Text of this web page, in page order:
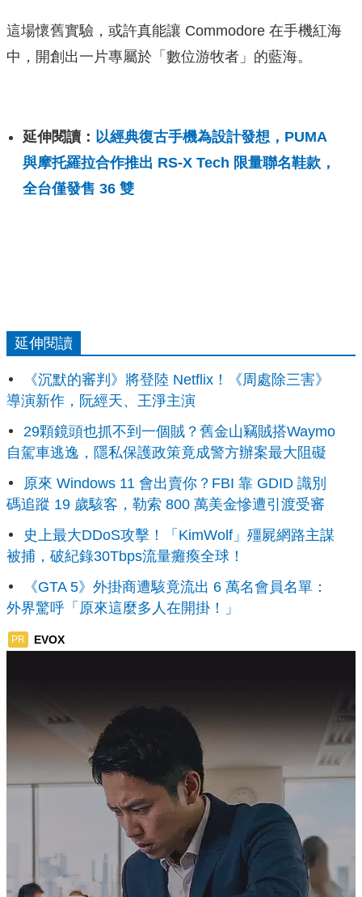
這場懷舊實驗，或許真能讓 Commodore 在手機紅海
中，開創出一片專屬於「數位游牧者」的藍海。
延伸閱讀： 以經典復古手機為設計發想，PUMA
與摩托羅拉合作推出 RS-X Tech 限量聯名鞋款，
全台僅發售 36 雙
延伸閱讀
《沉默的審判》將登陸 Netflix！《周處除三害》
導演新作，阮經天、王淨主演
29顆鏡頭也抓不到一個賊？舊金山竊賊搭Waymo
自駕車逃逸，隱私保護政策竟成警方辦案最大阻礙
原來 Windows 11 會出賣你？FBI 靠 GDID 識別
碼追蹤 19 歲駭客，勒索 800 萬美金慘遭引渡受審
史上最大DDoS攻擊！「KimWolf」殭屍網路主謀
被捕，破紀錄30Tbps流量癱瘓全球！
《GTA 5》外掛商遭駭竟流出 6 萬名會員名單：
外界驚呼「原來這麼多人在開掛！」
PR EVOX